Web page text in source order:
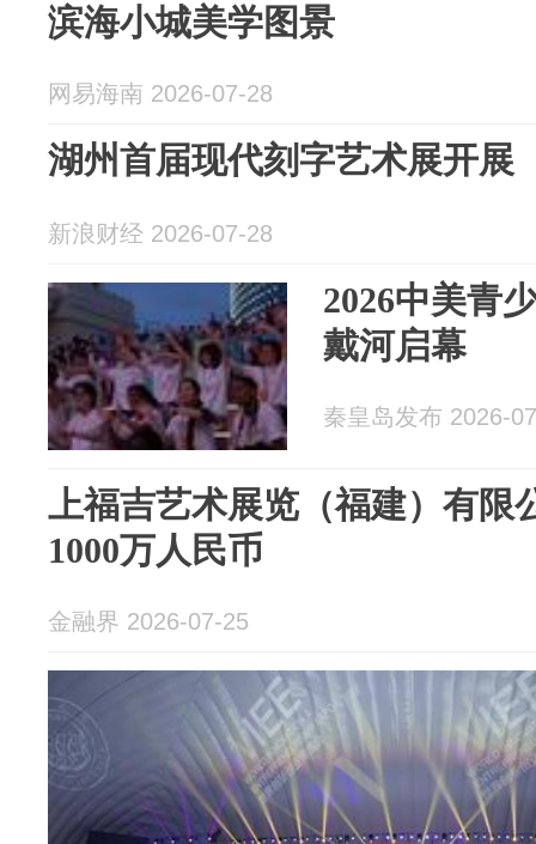
滨海小城美学图景
网易海南 2026-07-28
湖州首届现代刻字艺术展开展
新浪财经 2026-07-28
2026中美青
戴河启幕
秦皇岛发布 2026-
上福吉艺术展览（福建）有限
1000万人民币
金融界 2026-07-25